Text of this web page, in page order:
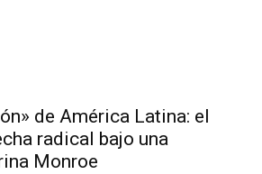
de América Latina: el
radical bajo una
Monroe